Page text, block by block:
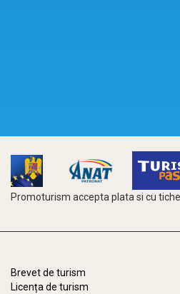
Promoturism accepta plata si cu
Brevet de turism
Licența de turism